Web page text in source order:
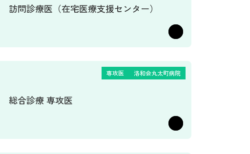
訪問診療医（在宅医療支援センター）
専攻医 洛和会丸太町病院
総合診療 専攻医